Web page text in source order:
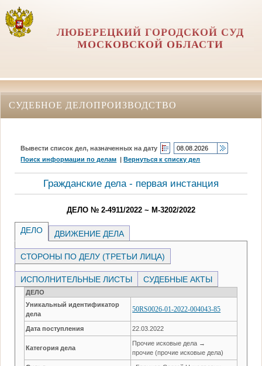
ЛЮБЕРЕЦКИЙ ГОРОДСКОЙ СУД
МОСКОВСКОЙ ОБЛАСТИ
СУДЕБНОЕ ДЕЛОПРОИЗВОДСТВО
Вывести список дел, назначенных на дату
Поиск информации по делам |Вернуться к списку дел
Гражданские дела - первая инстанция
ДЕЛО № 2-4911/2022 ~ М-3202/2022
ДЕЛО ДВИЖЕНИЕ ДЕЛА
СТОРОНЫ ПО ДЕЛУ (ТРЕТЬИ ЛИЦА)
ИСПОЛНИТЕЛЬНЫЕ ЛИСТЫ СУДЕБНЫЕ АКТЫ
ДЕЛО
Уникальный идентификатор
дела
50RS0026-01-2022-004043-85
Дата поступления 22.03.2022
Категория дела
Прочие исковые дела →
прочие (прочие исковые дела)